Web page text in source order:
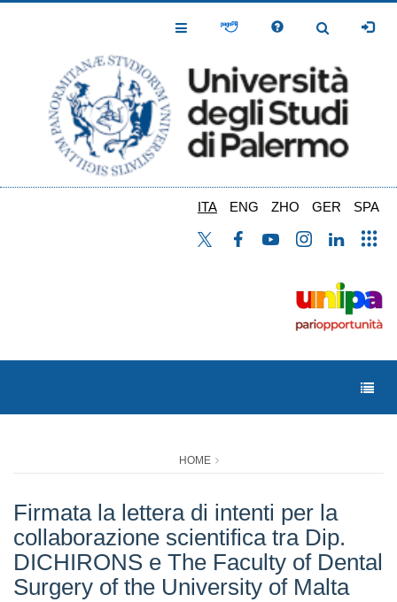
Toggle
Toggle
ITA ENG ZHO GER SPA
HOME
Firmata la lettera di intenti per la
collaborazione scientifica tra Dip.
DICHIRONS e The Faculty of Dental
Surgery of the University of Malta